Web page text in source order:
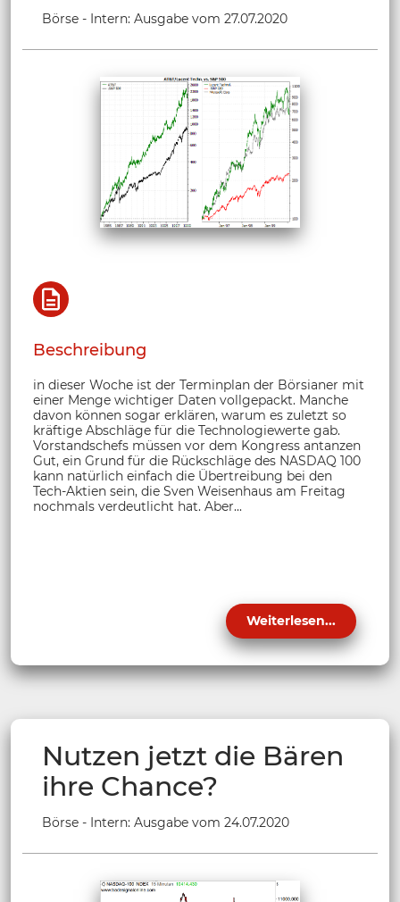
Börse - Intern: Ausgabe vom 27.07.2020
Beschreibung
in dieser Woche ist der Terminplan der Börsianer mit
einer Menge wichtiger Daten vollgepackt. Manche
davon können sogar erklären, warum es zuletzt so
kräftige Abschläge für die Technologiewerte gab.
Vorstandschefs müssen vor dem Kongress antanzen
Gut, ein Grund für die Rückschläge des NASDAQ 100
kann natürlich einfach die Übertreibung bei den
Tech-Aktien sein, die Sven Weisenhaus am Freitag
nochmals verdeutlicht hat. Aber...
Weiterlesen...
Nutzen jetzt die Bären
ihre Chance?
Börse - Intern: Ausgabe vom 24.07.2020